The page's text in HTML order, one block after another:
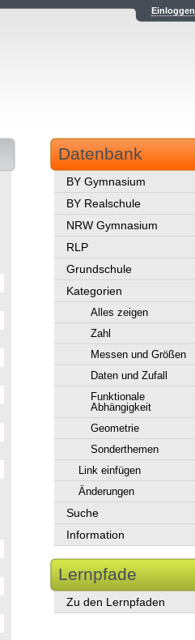
Einloggen
Datenbank
BY Gymnasium
BY Realschule
NRW Gymnasium
RLP
Grundschule
Kategorien
Alles zeigen
Zahl
Messen und Größen
Daten und Zufall
Funktionale
Abhängigkeit
Geometrie
Sonderthemen
Link einfügen
Änderungen
Suche
Information
Lernpfade
Zu den Lernpfaden